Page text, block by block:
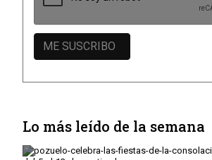
Lo más leído de la semana